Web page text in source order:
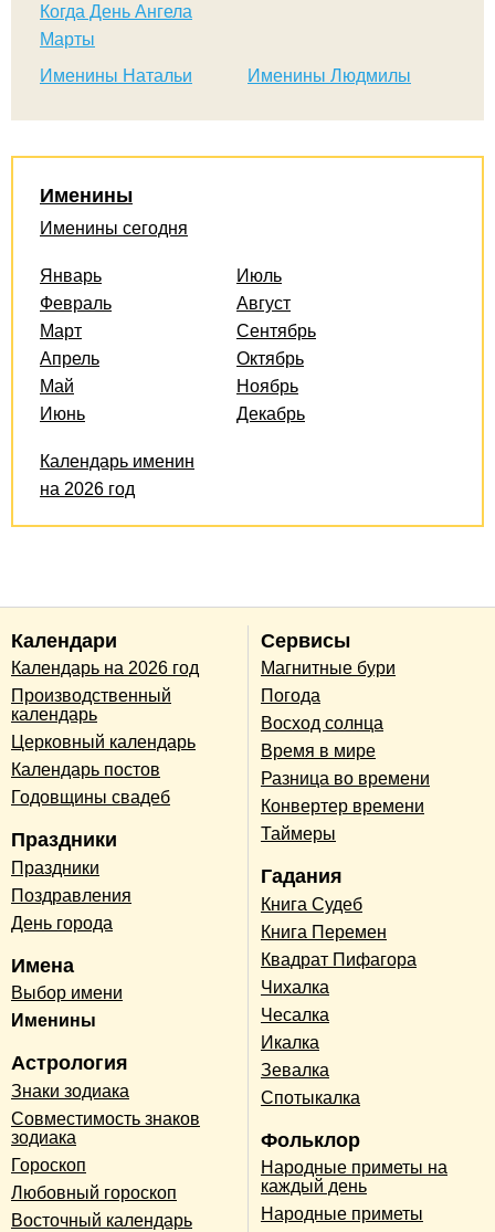
Когда День Ангела
Марты
Именины Натальи
Именины Людмилы
Именины
Именины сегодня
Январь
Февраль
Март
Апрель
Май
Июнь
Июль
Август
Сентябрь
Октябрь
Ноябрь
Декабрь
Календарь именин
на 2026 год
Календари
Календарь на 2026 год
Производственный
календарь
Церковный календарь
Календарь постов
Годовщины свадеб
Праздники
Праздники
Поздравления
День города
Имена
Выбор имени
Именины
Астрология
Знаки зодиака
Совместимость знаков
зодиака
Гороскоп
Любовный гороскоп
Восточный календарь
Сервисы
Магнитные бури
Погода
Восход солнца
Время в мире
Разница во времени
Конвертер времени
Таймеры
Гадания
Книга Судеб
Книга Перемен
Квадрат Пифагора
Чихалка
Чесалка
Икалка
Зевалка
Спотыкалка
Фольклор
Народные приметы на
каждый день
Народные приметы